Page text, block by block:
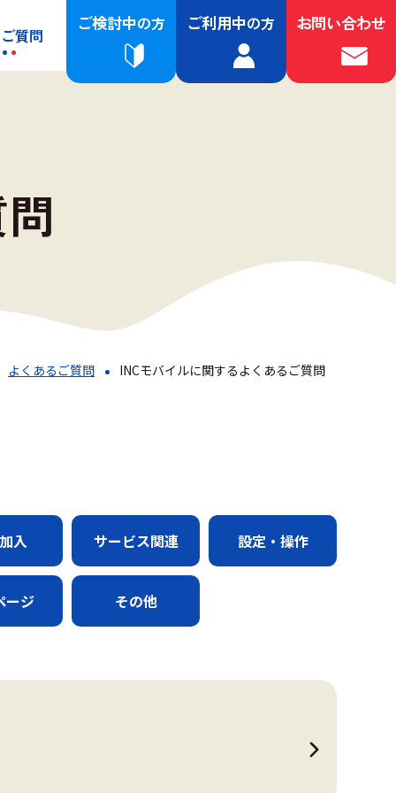
ご検討中の方 ご利用中の方 お問い合わせ
質問
よくあるご質問 INCモバイルに関するよくあるご質問
入 サービス関連 設定・操作
ージ その他